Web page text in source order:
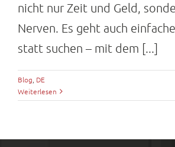
nicht nur Zeit und Geld,
Nerven. Es geht auch
statt suchen – mit dem [...]
Blog DE
Weiterlesen